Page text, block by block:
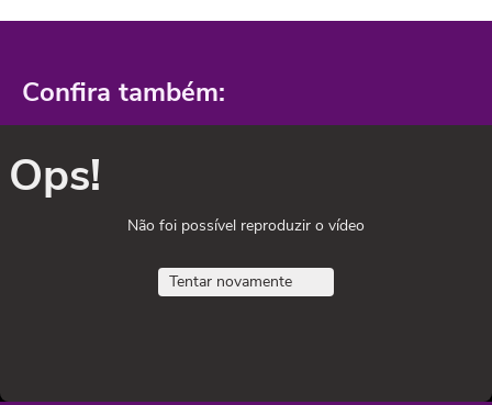
Confira também:
Ops!
Não foi possível reproduzir o vídeo
Tentar novamente